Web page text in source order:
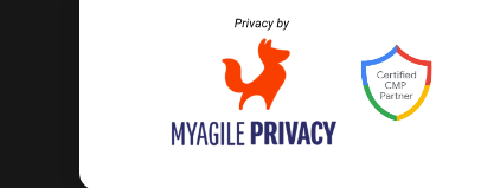
medico competente
Consulenza sugli obblighi
delineati dal TU 81 del
2008